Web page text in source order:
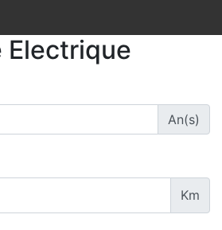
Electrique
An(s)
Km